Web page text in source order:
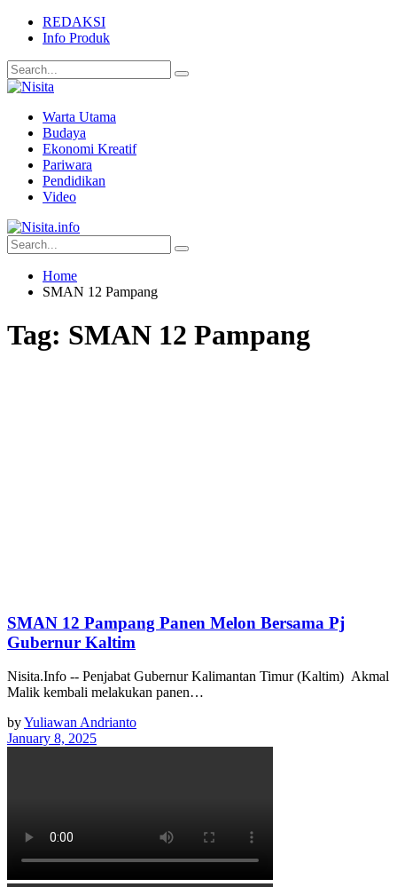
REDAKSI
Info Produk
Warta Utama
Budaya
Ekonomi Kreatif
Pariwara
Pendidikan
Video
Home
SMAN 12 Pampang
Tag: SMAN 12 Pampang
SMAN 12 Pampang Panen Melon Bersama Pj
Gubernur Kaltim
Nisita.Info -- Penjabat Gubernur Kalimantan Timur (Kaltim) Akmal
Malik kembali melakukan panen…
byYuliawan Andrianto
January 8, 2025